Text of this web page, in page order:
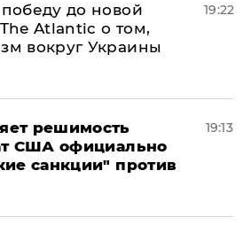
до новой
Atlantic о том,
вокруг Украины
19:22
решимость
США официально
санкции" против
19:13